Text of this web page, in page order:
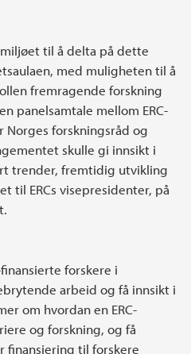
til å delta på dette
med muligheten til å
fremragende forskning
panelsamtale mellom ERC-
forskningsråd og
skulle gi innsikt i
trender, fremtidig utvikling
til ERCs visepresidenter, på
forskere i
arbeid og få innsikt i
om hvordan en ERC-
og forskning, og få
finansiering til forskere